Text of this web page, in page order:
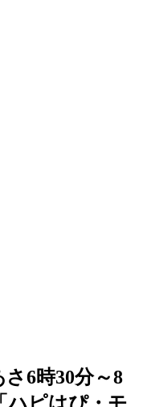
6時30分～8